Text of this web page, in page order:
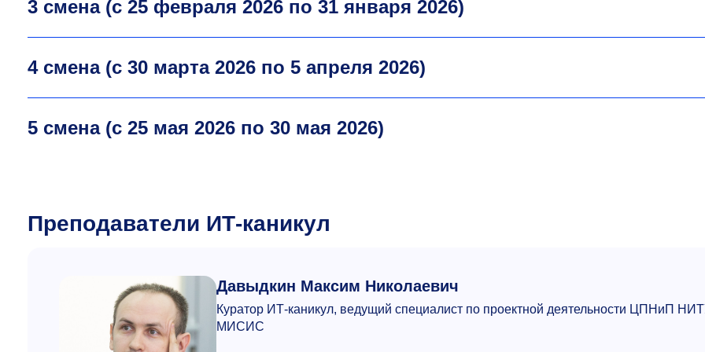
3 смена (с 25 февраля 2026 по 31 января 2026)
4 смена (с 30 марта 2026 по 5 апреля 2026)
5 смена (с 25 мая 2026 по 30 мая 2026)
Преподаватели ИТ-каникул
Давыдкин Максим Николаевич
Куратор ИТ-каникул, ведущий специалист по проектной деятельности ЦПНиП
МИСИС